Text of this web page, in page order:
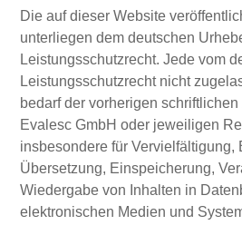
Die auf dieser Website
unterliegen dem deutschen
Leistungsschutzrecht. Jede vom
Leistungsschutzrecht nicht
bedarf der vorherigen
Evalesc GmbH oder jeweiligen
insbesondere für Vervielfältigung,
Übersetzung, Einspeicherung,
Wiedergabe von Inhalten in
elektronischen Medien und